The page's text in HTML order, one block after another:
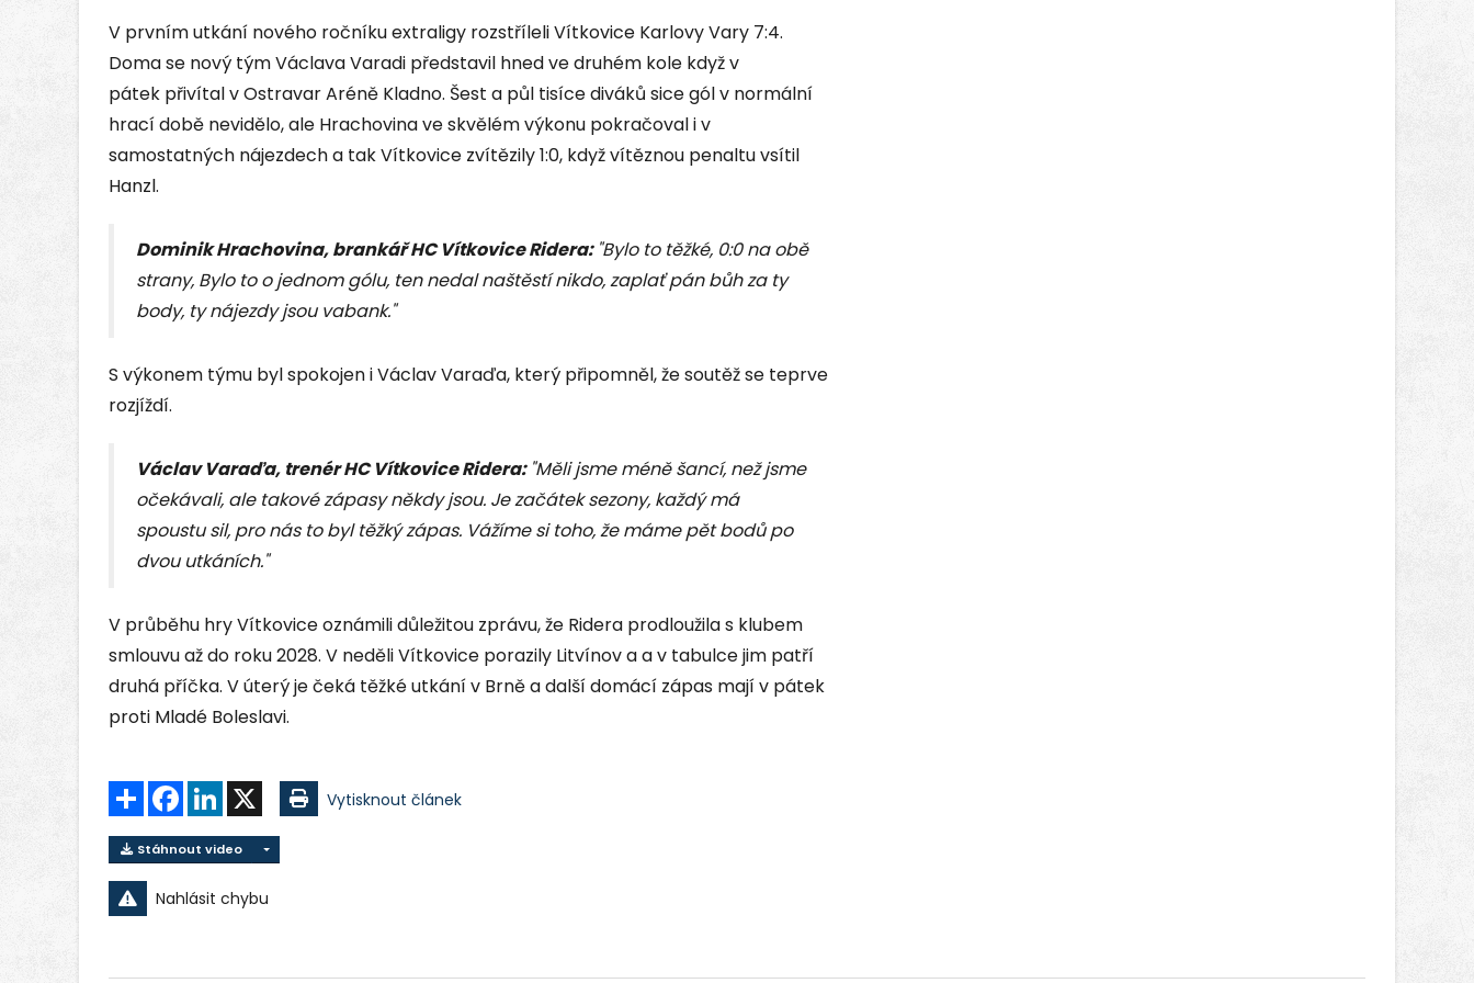
V prvním utkání nového ročníku extraligy rozstříleli Vítkovice Karlovy Vary 7:4.
Doma se nový tým Václava Varadi představil hned ve druhém kole když v
pátek přivítal v Ostravar Aréně Kladno. Šest a půl tisíce diváků sice gól v normální
hrací době nevidělo, ale Hrachovina ve skvělém výkonu pokračoval i v
samostatných nájezdech a tak Vítkovice zvítězily 1:0, když vítěznou penaltu vsítil
Hanzl.
Dominik Hrachovina, brankář HC Vítkovice Ridera: "Bylo to těžké, 0:0 na obě
strany, Bylo to o jednom gólu, ten nedal naštěstí nikdo, zaplať pán bůh za ty
body, ty nájezdy jsou vabank."
S výkonem týmu byl spokojen i Václav Varaďa, který připomněl, že soutěž se teprve
rozjíždí.
Václav Varaďa, trenér HC Vítkovice Ridera: "Měli jsme méně šancí, než jsme
očekávali, ale takové zápasy někdy jsou. Je začátek sezony, každý má
spoustu sil, pro nás to byl těžký zápas. Vážíme si toho, že máme pět bodů po
dvou utkáních."
V průběhu hry Vítkovice oznámili důležitou zprávu, že Ridera prodloužila s klubem
smlouvu až do roku 2028. V neděli Vítkovice porazily Litvínov a a v tabulce jim patří
druhá příčka. V úterý je čeká těžké utkání v Brně a další domácí zápas mají v pátek
proti Mladé Boleslavi.
Sdílet FacebookLinkedIn Vytisknout článek
Stáhnout video
Nahlásit chybu